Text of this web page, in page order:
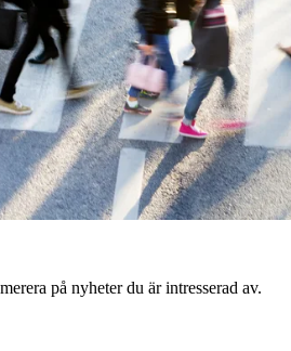
på nyheter du är intresserad av.